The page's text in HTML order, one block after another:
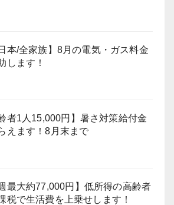
本/全家族】8月の電気・ガス料金
します！
者1人15,000円】暑さ対策給付金
えます！8月末まで
最大約77,000円】低所得の高齢者
税で生活費を上乗せします！